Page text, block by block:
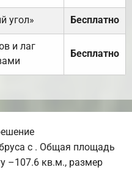
угол» Бесплатно
и лаг
Бесплатно
с . Общая площадь
–107.6 кв.м., размер